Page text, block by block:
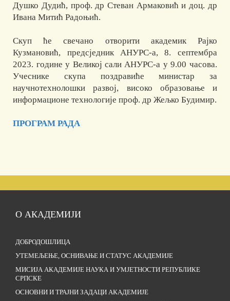
Душко Дудић, проф. др Стеван Армаковић и доц. др
Ивана Митић Радоњић.
Скуп ће свечано отворити академик Рајко
Кузмановић, предсједник АНУРС-а, 8. септембра
2023. године у Великој сали АНУРС-а у 9.00 часова.
Учеснике скупа поздравиће министар за
научнотехнолошки развој, високо образовање и
информационе технологије проф. др Жељко Будимир.
ПРОГРАМ РАДА
О АКАДЕМИЈИ
ДОБРОДОШЛИЦА
УТЕМЕЉЕЊЕ, ОСНИВАЊЕ И СТАТУС АКАДЕМИЈЕ
МИСИЈА АКАДЕМИЈЕ НАУКА И УМЈЕТНОСТИ РЕПУБЛИКЕ
СРПСКЕ
ОСНОВНИ И ТРАЈНИ ЗАДАЦИ АКАДЕМИЈЕ